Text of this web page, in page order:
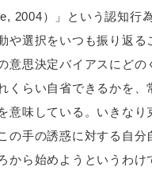
2004）」という認知行
や選択をいつも振り返る
意思決定バイアスにどの
くらい自省できるかを、
意味している。いきなり
の手の誘惑に対する自分
から始めようというわけ